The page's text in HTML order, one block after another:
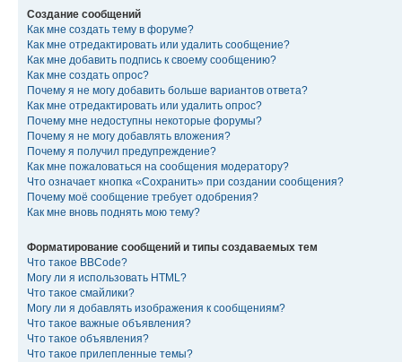
Создание сообщений
Как мне создать тему в форуме?
Как мне отредактировать или удалить сообщение?
Как мне добавить подпись к своему сообщению?
Как мне создать опрос?
Почему я не могу добавить больше вариантов ответа?
Как мне отредактировать или удалить опрос?
Почему мне недоступны некоторые форумы?
Почему я не могу добавлять вложения?
Почему я получил предупреждение?
Как мне пожаловаться на сообщения модератору?
Что означает кнопка «Сохранить» при создании сообщения?
Почему моё сообщение требует одобрения?
Как мне вновь поднять мою тему?
Форматирование сообщений и типы создаваемых тем
Что такое BBCode?
Могу ли я использовать HTML?
Что такое смайлики?
Могу ли я добавлять изображения к сообщениям?
Что такое важные объявления?
Что такое объявления?
Что такое прилепленные темы?